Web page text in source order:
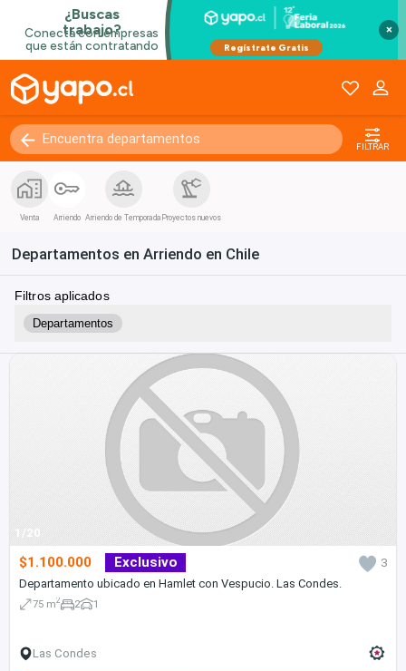
×
FILTRAR
Venta Arriendo Arriendo de Temporada Proyectos nuevos
Departamentos en Arriendo en Chile
Filtros aplicados
Departamentos
1/20
$1.100.000 Exclusivo
3
Departamento ubicado en Hamlet con Vespucio. Las Condes.
75 m2 2 1
Las Condes